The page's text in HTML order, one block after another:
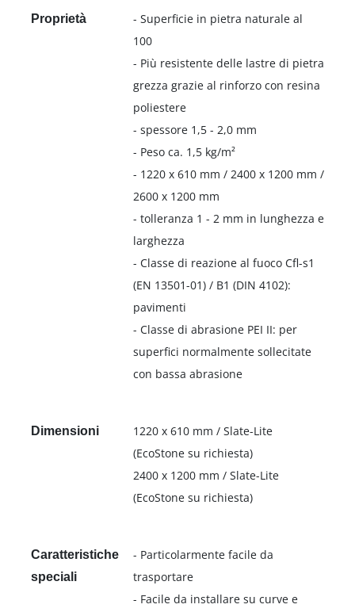
Proprietà
- Superficie in pietra naturale al
100
- Più resistente delle lastre di pietra
grezza grazie al rinforzo con resina
poliestere
- spessore 1,5 - 2,0 mm
- Peso ca. 1,5 kg/m²
- 1220 x 610 mm / 2400 x 1200 mm /
2600 x 1200 mm
- tolleranza 1 - 2 mm in lunghezza e
larghezza
- Classe di reazione al fuoco Cfl-s1
(EN 13501-01) / B1 (DIN 4102):
pavimenti
- Classe di abrasione PEI II: per
superfici normalmente sollecitate
con bassa abrasione
Dimensioni
1220 x 610 mm / Slate-Lite
(EcoStone su richiesta)
2400 x 1200 mm / Slate-Lite
(EcoStone su richiesta)
Caratteristiche
speciali
- Particolarmente facile da
trasportare
- Facile da installare su curve e